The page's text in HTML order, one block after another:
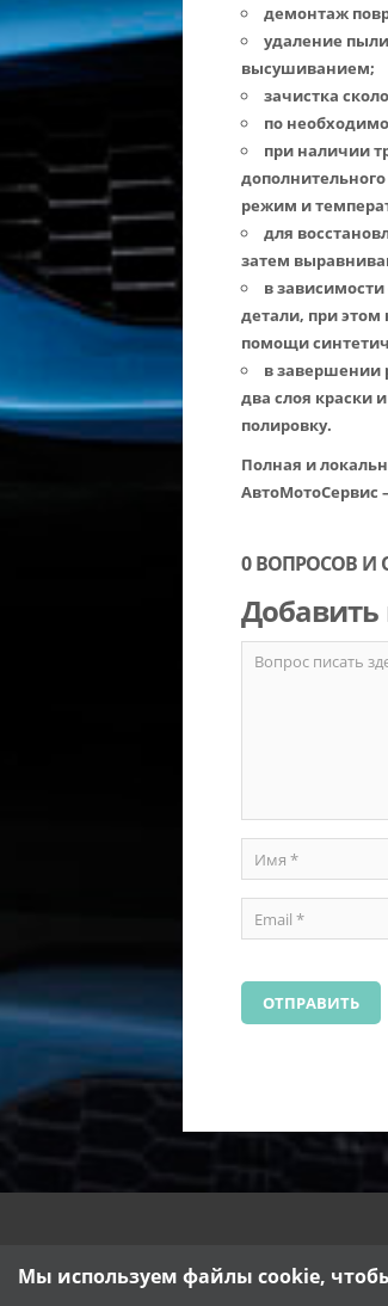
демонтаж
удаление
высушиванием;
зачистка
по
при наличии
режим и
для
затем
в
детали, при
помощи
в завершении
два слоя краски
полировку.
Полная и
АвтоМотоСервис
0 ВОПРОСОВ И
Мы используем файлы cookie,